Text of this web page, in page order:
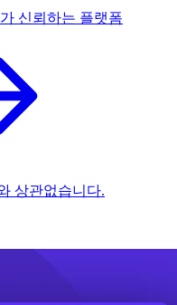
신뢰하는 플랫폼
상관없습니다.